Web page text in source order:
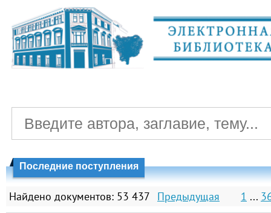
Последние поступления
Найдено документов: 53 437 Предыдущая 1 ...